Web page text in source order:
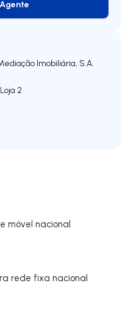
móvel nacional
rede fixa nacional
Agente
Imobiliária, S.A.
2